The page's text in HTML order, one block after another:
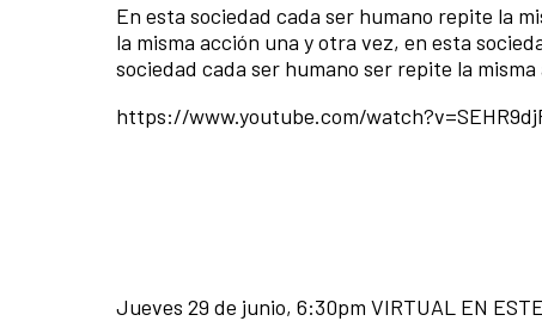
En esta sociedad cada ser humano repite la
la misma acción una y otra vez, en esta
sociedad cada ser humano ser repite la
https://www.youtube.com/
Jueves 29 de junio, 6:30pm VIRTUAL EN